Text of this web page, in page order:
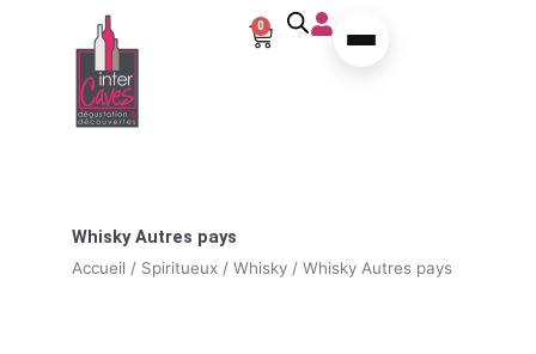
Aller au contenu
0Panier
Whisky Autres pays
Accueil / Spiritueux / Whisky / Whisky Autres pays